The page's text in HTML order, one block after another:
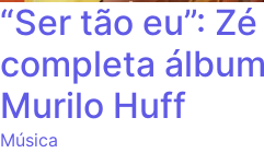
“Ser tão eu”:
completa
Murilo Huff
Música